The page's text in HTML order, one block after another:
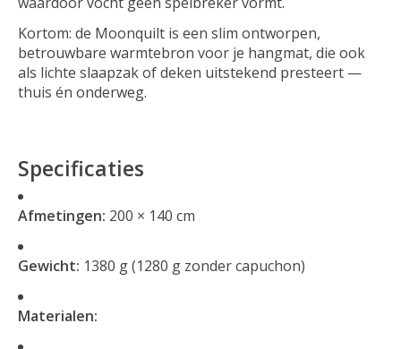
Kortom: de Moonquilt is een slim ontworpen,
betrouwbare warmtebron voor je hangmat, die ook
als lichte slaapzak of deken uitstekend presteert —
thuis én onderweg.
Specificaties
Afmetingen: 200 × 140 cm
Gewicht: 1380 g (1280 g zonder capuchon)
Materialen: